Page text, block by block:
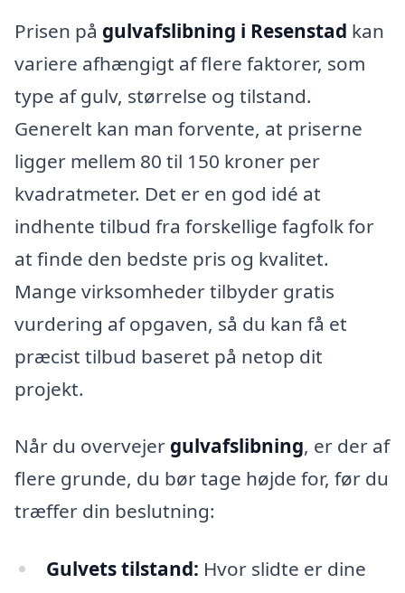
Prisen på gulvafslibning i Resenstad kan
variere afhængigt af flere faktorer, som
type af gulv, størrelse og tilstand.
Generelt kan man forvente, at priserne
ligger mellem 80 til 150 kroner per
kvadratmeter. Det er en god idé at
indhente tilbud fra forskellige fagfolk for
at finde den bedste pris og kvalitet.
Mange virksomheder tilbyder gratis
vurdering af opgaven, så du kan få et
præcist tilbud baseret på netop dit
projekt.
Når du overvejer gulvafslibning, er der af
flere grunde, du bør tage højde for, før du
træffer din beslutning:
Gulvets tilstand: Hvor slidte er dine